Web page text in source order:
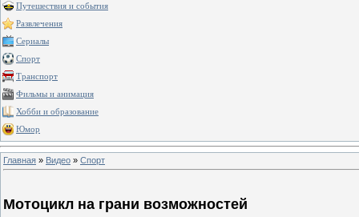
Путешествия и события
Развлечения
Сериалы
Спорт
Транспорт
Фильмы и анимация
Хобби и образование
Юмор
Главная » Видео » Спорт
Мотоцикл на грани возможностей